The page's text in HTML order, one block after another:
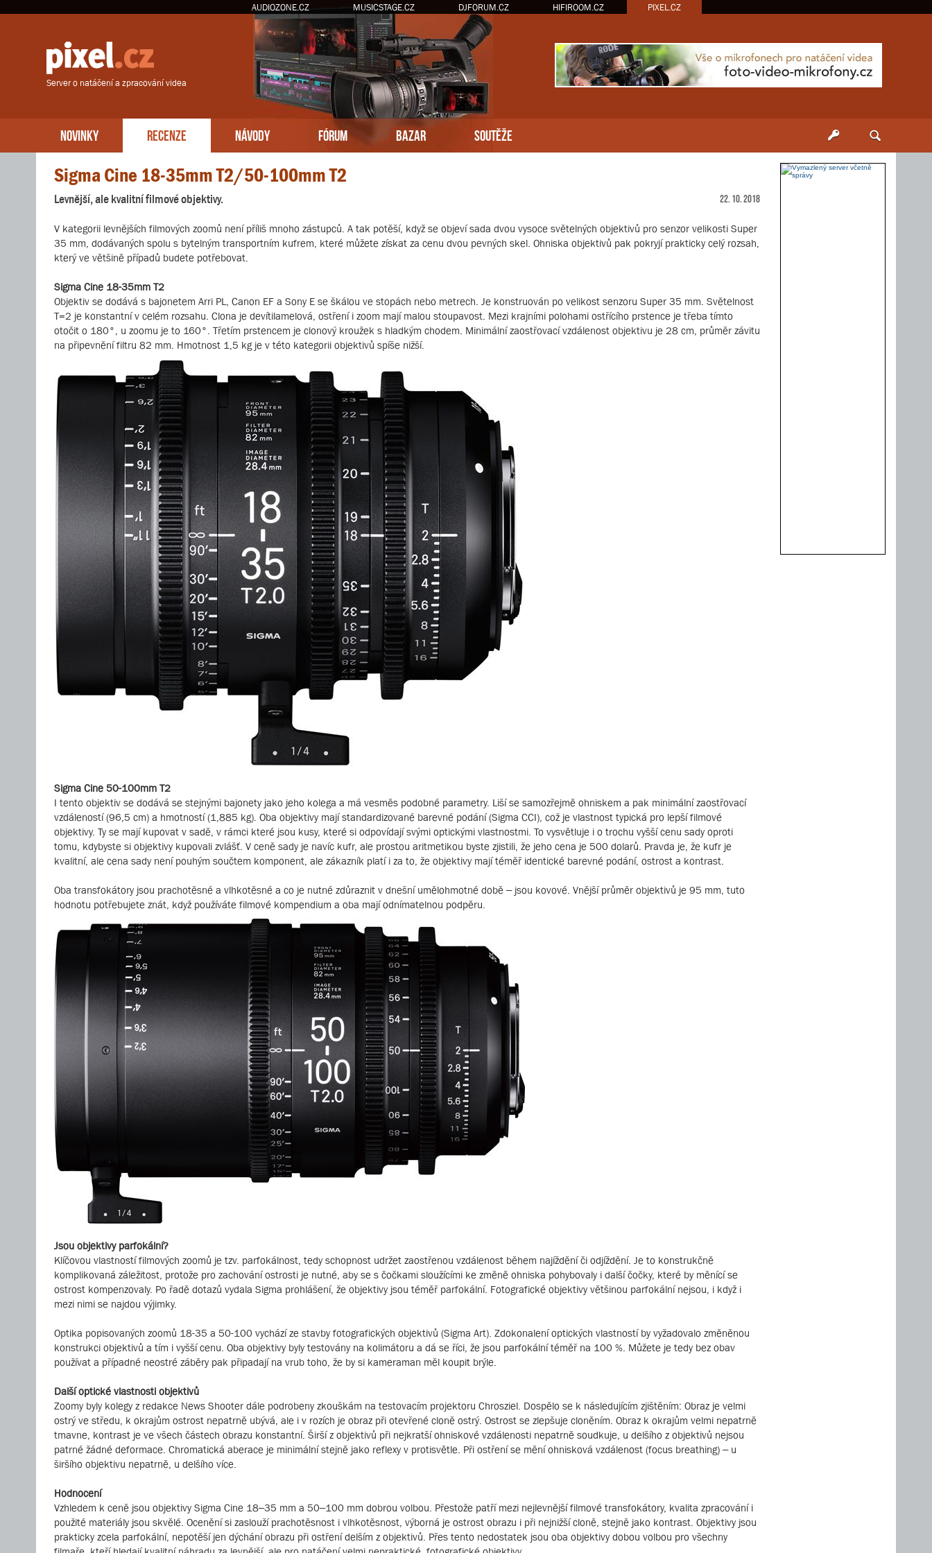
AUDIOZONE.CZ MUSICSTAGE.CZ DJFORUM.CZ HIFIROOM.CZ PIXEL.CZ
Server o natáčení a zpracování videa
NOVINKY RECENZE NÁVODY FÓRUM BAZAR SOUTĚŽE
Sigma Cine 18-35mm T2/50-100mm T2
Levnější, ale kvalitní filmové objektivy. 22. 10. 2018
V kategorii levnějších filmových zoomů není příliš mnoho zástupců. A tak potěší, když se objeví sada dvou vysoce světelných objektivů pro senzor velikosti Super
35 mm, dodávaných spolu s bytelným transportním kufrem, které můžete získat za cenu dvou pevných skel. Ohniska objektivů pak pokryjí prakticky celý rozsah,
který ve většině případů budete potřebovat.
Sigma Cine 18-35mm T2
Objektiv se dodává s bajonetem Arri PL, Canon EF a Sony E se škálou ve stopách nebo metrech. Je konstruován po velikost senzoru Super 35 mm. Světelnost
T=2 je konstantní v celém rozsahu. Clona je devítilamelová, ostření i zoom mají malou stoupavost. Mezi krajními polohami ostřícího prstence je třeba tímto
otočit o 180°, u zoomu je to 160°. Třetím prstencem je clonový kroužek s hladkým chodem. Minimální zaostřovací vzdálenost objektivu je 28 cm, průměr závitu
na připevnění filtru 82 mm. Hmotnost 1,5 kg je v této kategorii objektivů spíše nižší.
Sigma Cine 50-100mm T2
I tento objektiv se dodává se stejnými bajonety jako jeho kolega a má vesměs podobné parametry. Liší se samozřejmě ohniskem a pak minimální zaostřovací
vzdáleností (96,5 cm) a hmotností (1,885 kg). Oba objektivy mají standardizované barevné podání (Sigma CCI), což je vlastnost typická pro lepší filmové
objektivy. Ty se mají kupovat v sadě, v rámci které jsou kusy, které si odpovídají svými optickými vlastnostmi. To vysvětluje i o trochu vyšší cenu sady oproti
tomu, kdybyste si objektivy kupovali zvlášť. V ceně sady je navíc kufr, ale prostou aritmetikou byste zjistili, že jeho cena je 500 dolarů. Pravda je, že kufr je
kvalitní, ale cena sady není pouhým součtem komponent, ale zákazník platí i za to, že objektivy mají téměř identické barevné podání, ostrost a kontrast.
Oba transfokátory jsou prachotěsné a vlhkotěsné a co je nutné zdůraznit v dnešní umělohmotné době – jsou kovové. Vnější průměr objektivů je 95 mm, tuto
hodnotu potřebujete znát, když používáte filmové kompendium a oba mají odnímatelnou podpěru.
Jsou objektivy parfokální?
Klíčovou vlastností filmových zoomů je tzv. parfokálnost, tedy schopnost udržet zaostřenou vzdálenost během najíždění či odjíždění. Je to konstrukčně
komplikovaná záležitost, protože pro zachování ostrosti je nutné, aby se s čočkami sloužícími ke změně ohniska pohybovaly i další čočky, které by měnící se
ostrost kompenzovaly. Po řadě dotazů vydala Sigma prohlášení, že objektivy jsou téměř parfokální. Fotografické objektivy většinou parfokální nejsou, i když i
mezi nimi se najdou výjimky.
Optika popisovaných zoomů 18-35 a 50-100 vychází ze stavby fotografických objektivů (Sigma Art). Zdokonalení optických vlastností by vyžadovalo změněnou
konstrukci objektivů a tím i vyšší cenu. Oba objektivy byly testovány na kolimátoru a dá se říci, že jsou parfokální téměř na 100 %. Můžete je tedy bez obav
používat a případné neostré záběry pak připadají na vrub toho, že by si kameraman měl koupit brýle.
Další optické vlastnosti objektivů
Zoomy byly kolegy z redakce News Shooter dále podrobeny zkouškám na testovacím projektoru Chrosziel. Dospělo se k následujícím zjištěním: Obraz je velmi
ostrý ve středu, k okrajům ostrost nepatrně ubývá, ale i v rozích je obraz při otevřené cloně ostrý. Ostrost se zlepšuje cloněním. Obraz k okrajům velmi nepatrně
tmavne, kontrast je ve všech částech obrazu konstantní. Širší z objektivů při nejkratší ohniskové vzdálenosti nepatrně soudkuje, u delšího z objektivů nejsou
patrné žádné deformace. Chromatická aberace je minimální stejně jako reflexy v protisvětle. Při ostření se mění ohnisková vzdálenost (focus breathing) – u
širšího objektivu nepatrně, u delšího více.
Hodnocení
Vzhledem k ceně jsou objektivy Sigma Cine 18–35 mm a 50–100 mm dobrou volbou. Přestože patří mezi nejlevnější filmové transfokátory, kvalita zpracování i
použité materiály jsou skvělé. Ocenění si zaslouží prachotěsnost i vlhkotěsnost, výborná je ostrost obrazu i při nejnižší cloně, stejně jako kontrast. Objektivy jsou
prakticky zcela parfokální, nepotěší jen dýchání obrazu při ostření delším z objektivů. Přes tento nedostatek jsou oba objektivy dobou volbou pro všechny